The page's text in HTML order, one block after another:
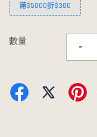
滿$5000折$300
數量 -